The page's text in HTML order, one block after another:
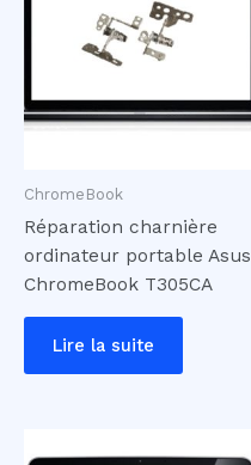
ChromeBook
Réparation charnière
ordinateur portable Asus
ChromeBook T305CA
Lire la suite